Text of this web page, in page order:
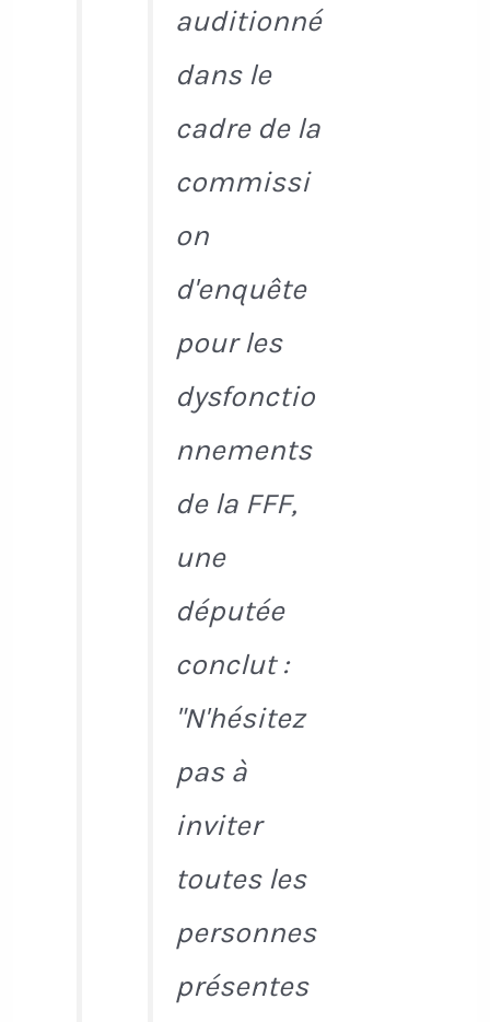
auditionné
dans le
cadre de la
commissi
on
d'enquête
pour les
dysfonctio
nnements
de la FFF,
une
députée
conclut :
"N'hésitez
pas à
inviter
toutes les
personnes
présentes